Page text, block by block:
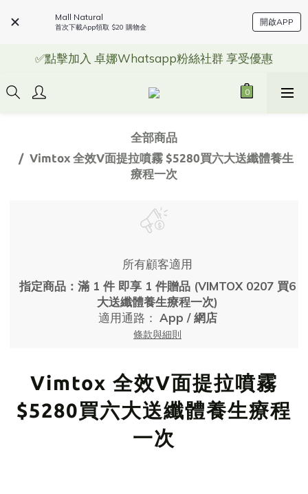
Mall Natural
首次下載App領取 $20 購物金
開啟APP
✅點擊加入 卓娜Whatsapp粉絲社群 享受優惠
全部商品
Vimtox 全效V面提拉噴霧 $5280買六大送纖體養生
療程一次
所有顧客適用
指定商品：滿 1 件 即享 1 件贈品 (VIMTOX 0207 買6
大送纖體養生療程一次)
適用通路： App / 網店
條款與細則
Vimtox 全效V面提拉噴霧
$5280買六大送纖體養生療程
一次